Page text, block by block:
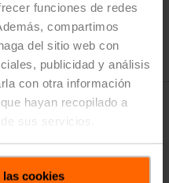
funciones de redes
compartimos
del sitio web con
publicidad y análisis
con otra información
hayan recopilado a
sus servicios.
cookies
Agregar al
carrito
8" [200 mm],